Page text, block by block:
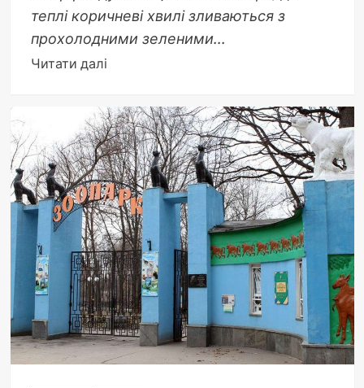
теплі коричневі хвилі зливаються з
прохолодними зеленими...
Читати даліДокладніше
Каро-
зелені
очі:
таємниці
рідкісного
відтінку